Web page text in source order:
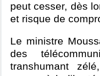
peut cesser, dès
et risque de
Le ministre
des
transhumant